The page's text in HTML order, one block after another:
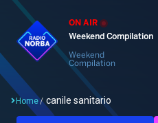
ON AIR
Weekend Compilation
Weekend
Compilation
Home/ canile sanitario